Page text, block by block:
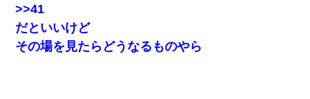
>>41
だといいけど
その場を見たらどうなるものやら